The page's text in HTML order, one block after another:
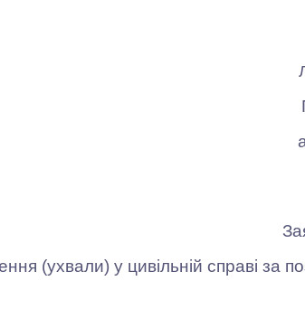
адреса
(ухвали) у цивільній справі за